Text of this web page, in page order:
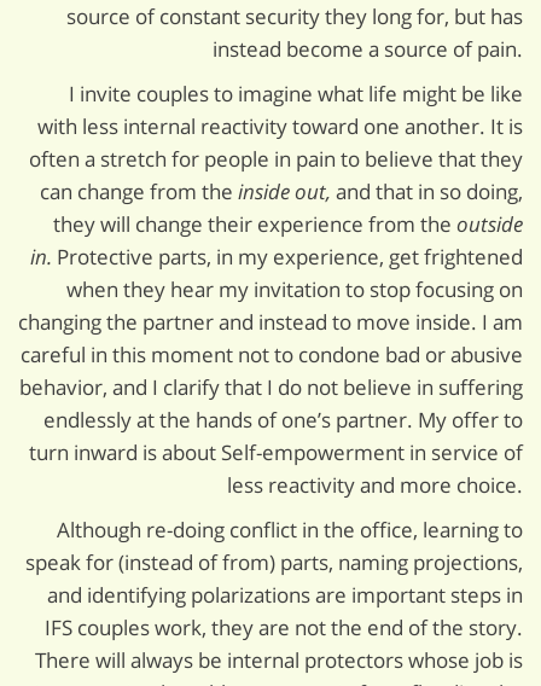
source of constant security they long for, but has
instead become a source of pain.
I invite couples to imagine what life might be like
with less internal reactivity toward one another. It is
often a stretch for people in pain to believe that they
can change from the inside out, and that in so doing,
they will change their experience from the outside
in. Protective parts, in my experience, get frightened
when they hear my invitation to stop focusing on
changing the partner and instead to move inside. I am
careful in this moment not to condone bad or abusive
behavior, and I clarify that I do not believe in suffering
endlessly at the hands of one’s partner. My offer to
turn inward is about Self-empowerment in service of
less reactivity and more choice.
Although re-doing conflict in the office, learning to
speak for (instead of from) parts, naming projections,
and identifying polarizations are important steps in
IFS couples work, they are not the end of the story.
There will always be internal protectors whose job is